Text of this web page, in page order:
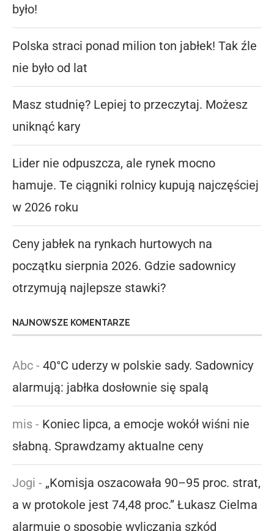
było!
Polska straci ponad milion ton jabłek! Tak źle
nie było od lat
Masz studnię? Lepiej to przeczytaj. Możesz
uniknąć kary
Lider nie odpuszcza, ale rynek mocno
hamuje. Te ciągniki rolnicy kupują najczęściej
w 2026 roku
Ceny jabłek na rynkach hurtowych na
początku sierpnia 2026. Gdzie sadownicy
otrzymują najlepsze stawki?
NAJNOWSZE KOMENTARZE
Abc - 40°C uderzy w polskie sady. Sadownicy
alarmują: jabłka dosłownie się spalą
mis - Koniec lipca, a emocje wokół wiśni nie
słabną. Sprawdzamy aktualne ceny
Jogi - „Komisja oszacowała 90–95 proc. strat,
a w protokole jest 74,48 proc.” Łukasz Cielma
alarmuje o sposobie wyliczania szkód